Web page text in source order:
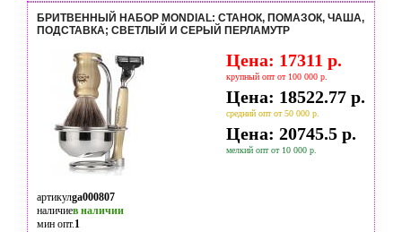
БРИТВЕННЫЙ НАБОР MONDIAL: СТАНОК, ПОМАЗОК, ЧАША,
ПОДСТАВКА; СВЕТЛЫЙ И СЕРЫЙ ПЕРЛАМУТР
Цена: 17311 р.
крупный опт от 100 000 р.
Цена: 18522.77 р.
средний опт от 50 000 р.
Цена: 20745.5 р.
мелкий опт от 10 000 р.
артикулga000807
наличиев наличии
мин опт.1